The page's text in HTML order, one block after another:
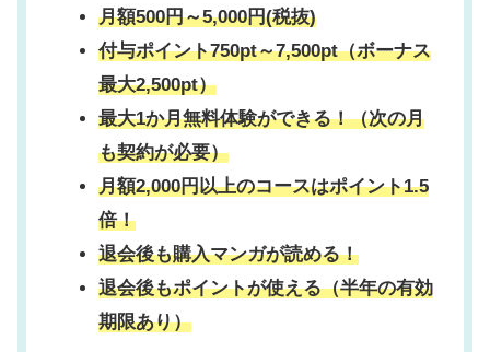
月額500円～5,000円(税抜)
付与ポイント750pt～7,500pt（ボーナス
最大2,500pt）
最大1か月無料体験ができる！（次の月
も契約が必要）
月額2,000円以上のコースはポイント1.5
倍！
退会後も購入マンガが読める！
退会後もポイントが使える（半年の有効
期限あり）